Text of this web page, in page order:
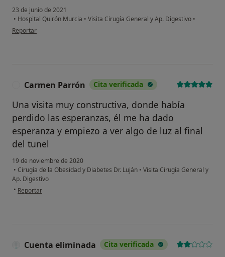
23 de junio de 2021
• Hospital Quirón Murcia • Visita Cirugía General y Ap. Digestivo •
en opinión del usuario J. López
Reportar
Carmen Parrón Cita verificada
Una visita muy constructiva, donde había
perdido las esperanzas, él me ha dado
esperanza y empiezo a ver algo de luz al final
del tunel
19 de noviembre de 2020
• Cirugía de la Obesidad y Diabetes Dr. Luján • Visita Cirugía General y
Ap. Digestivo
• en opinión del usuario Carmen Parrón
Reportar
Cuenta eliminada Cita verificada